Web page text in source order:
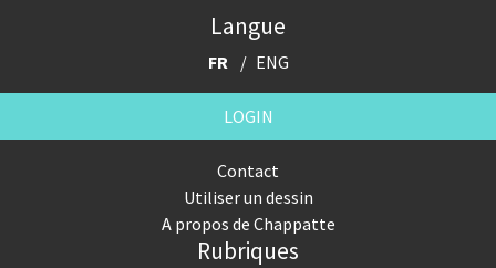
Langue
FR ENG
LOGIN
Contact
Utiliser un dessin
A propos de Chappatte
Rubriques